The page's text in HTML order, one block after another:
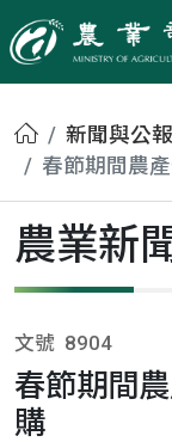
農業
首頁新聞與公報
春節期間農
農業新
文號 8904
春節期間
購